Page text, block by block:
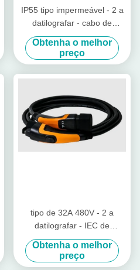
IP55 tipo impermeável - 2 a
datilografar - cabo de
carregamento de 2 EV para
o veículo elétrico
Obtenha o melhor
preço
tipo de 32A 480V - 2 a
datilografar - IEC de
carregamento 62196 do
cabo de 2 EV cabo de
carregamento de 3 fases
Obtenha o melhor
preço